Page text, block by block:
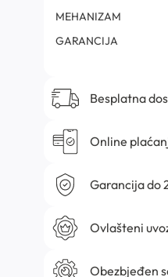
MEHANIZAM
GARANCIJA
Besplatna
Online
Garancija do
Ovlašteni
Obezbjeđen